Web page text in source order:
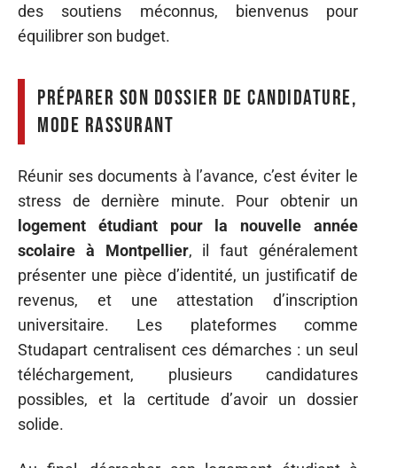
des soutiens méconnus, bienvenus pour
équilibrer son budget.
Préparer son dossier de candidature,
mode rassurant
Réunir ses documents à l’avance, c’est éviter le
stress de dernière minute. Pour obtenir un
logement étudiant pour la nouvelle année
scolaire à Montpellier, il faut généralement
présenter une pièce d’identité, un justificatif de
revenus, et une attestation d’inscription
universitaire. Les plateformes comme
Studapart centralisent ces démarches : un seul
téléchargement, plusieurs candidatures
possibles, et la certitude d’avoir un dossier
solide.